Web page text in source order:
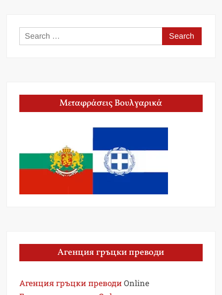
Search
for:
Μεταφράσεις Βουλγαρικά
Агенция гръцки преводи
Агенция гръцки преводи Online